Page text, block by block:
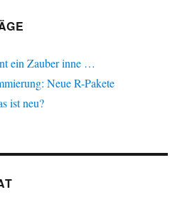
ein Zauber inne …
Neue R-Pakete
ist neu?